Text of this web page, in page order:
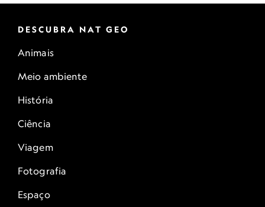
DESCUBRA NAT GEO
Animais
Meio ambiente
História
Ciência
Viagem
Fotografia
Espaço